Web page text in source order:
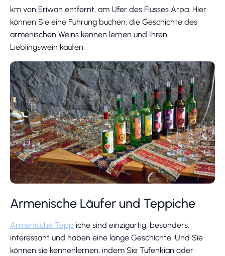
km von Eriwan entfernt, am Ufer des Flusses Arpa. Hier
können Sie eine Führung buchen, die Geschichte des
armenischen Weins kennen lernen und Ihren
Lieblingswein kaufen.
Armenische Läufer und Teppiche
Armenische Tepp iche sind einzigartig, besonders,
interessant und haben eine lange Geschichte. Und Sie
können sie kennenlernen, indem Sie Tufenkian oder